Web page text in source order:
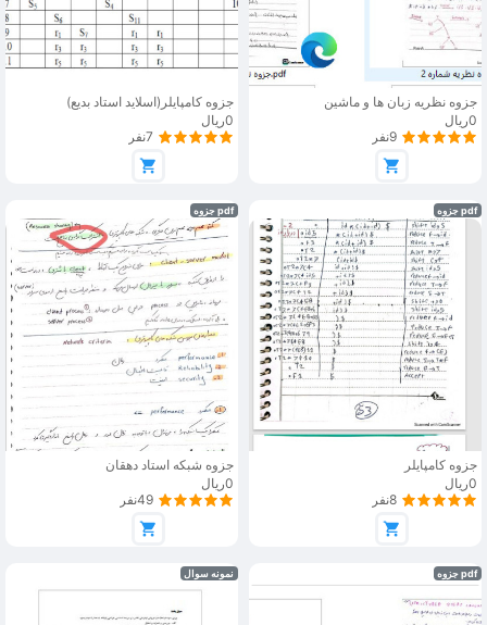
جزوه نظریه زبان ها و ماشین
0ریال
9نفر
جزوه کامپایلر(اسلاید استاد بدیع)
0ریال
7نفر
pdf جزوه
جزوه کامپایلر
0ریال
8نفر
pdf جزوه
جزوه شبکه استاد دهقان
0ریال
49نفر
pdf جزوه نمونه سوال